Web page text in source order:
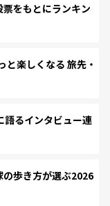
をもとにランキン
楽しくなる 旅先・
語るインタビュー連
歩き方が選ぶ2026